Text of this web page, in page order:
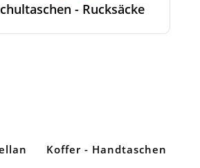
- Rucksäcke
Koffer - Handtaschen